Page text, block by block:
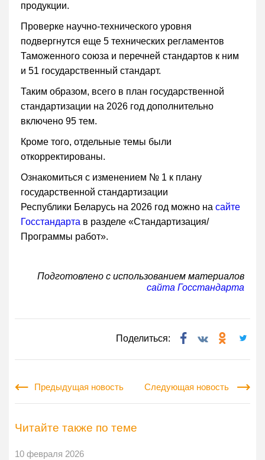
продукции.
Проверке научно-технического уровня
подвергнутся еще 5 технических регламентов
Таможенного союза и перечней стандартов к ним
и 51 государственный стандарт.
Таким образом, всего в план государственной
стандартизации на 2026 год дополнительно
включено 95 тем.
Кроме того, отдельные темы были
откорректированы.
Ознакомиться с изменением № 1 к плану
государственной стандартизации
Республики Беларусь на 2026 год можно на сайте
Госстандарта в разделе «Стандартизация/
Программы работ».
Подготовлено с использованием материалов
сайта Госстандарта
Поделиться:
Предыдущая новость Следующая новость
Читайте также по теме
10 февраля 2026